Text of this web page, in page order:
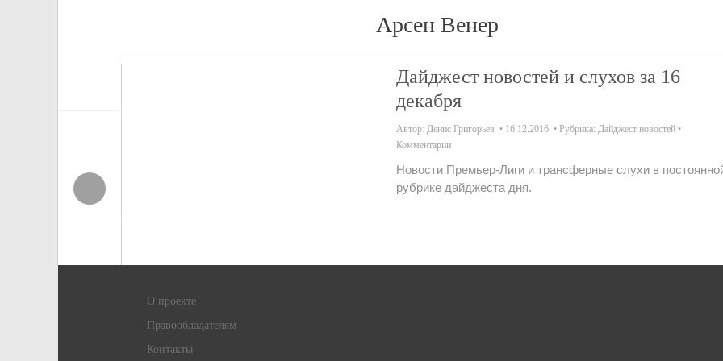
Арсен Венер
Дайджест новостей и слухов за 16
декабря
Автор: Денис Григорьев 16.12.2016 Рубрика: Дайджест новостей
Комментарии
Новости Премьер-Лиги и трансферные слухи в
рубрике дайджеста дня.
О проекте
Правообладателям
Контакты